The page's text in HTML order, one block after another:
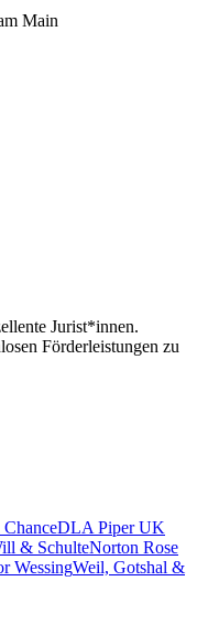
Main
Jurist*innen.
Förderleistungen zu
DLA Piper UK
& SchulteNorton Rose
WessingWeil, Gotshal &